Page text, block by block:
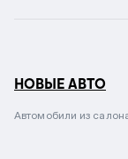
НОВЫЕ АВТО
Автомобили из